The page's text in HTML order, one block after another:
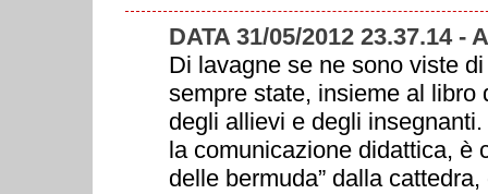
DATA 31/05/2012 23.37.14 -
Di lavagne se ne sono viste
sempre state, insieme al
degli allievi e degli
la comunicazione didattica, è
delle bermuda” dalla